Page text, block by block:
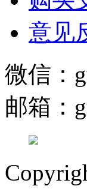
意见
微信：
邮箱：